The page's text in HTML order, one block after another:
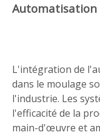
L'intégration de
dans le moulage
l'industrie. Les
l'efficacité de la
main-d'œuvre et